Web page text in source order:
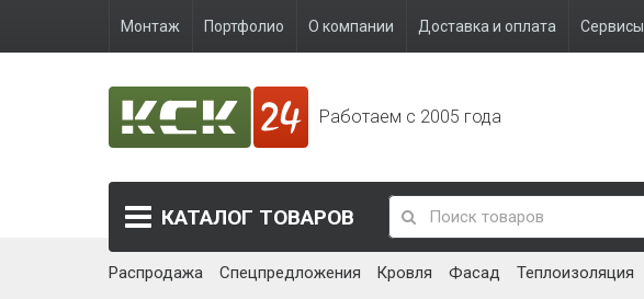
Монтаж Портфолио О компании Доставка и оплата Сервисы
Работаем с 2005 года
КАТАЛОГ ТОВАРОВ
Распродажа Спецпредложения Кровля Фасад Теплоизоляция